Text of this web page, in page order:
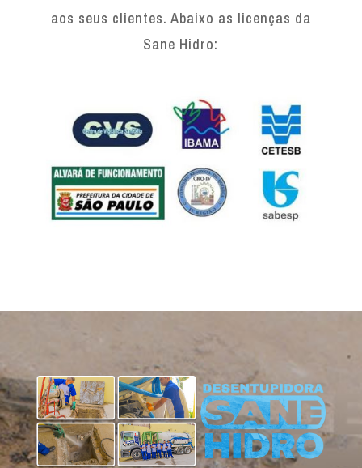
aos seus clientes. Abaixo as licenças da
Sane Hidro: